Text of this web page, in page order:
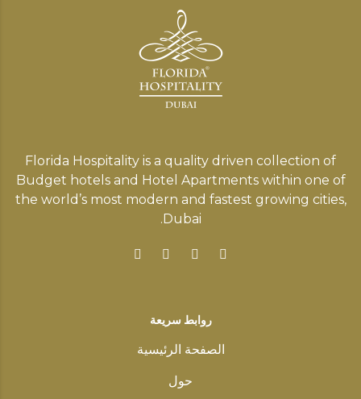
Florida Hospitality is a quality driven collection of
Budget hotels and Hotel Apartments within one of
the world’s most modern and fastest growing cities,
Dubai.
روابط سريعة
الصفحة الرئيسية
حول